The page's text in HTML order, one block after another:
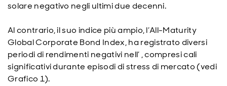
solare negativo negli ultimi due decenni.
Al contrario, il suo indice più ampio, l’All-Maturity
Global Corporate Bond Index, ha registrato diversi
periodi di rendimenti negativi nell’ , compresi cali
significativi durante episodi di stress di mercato (vedi
Grafico 1).